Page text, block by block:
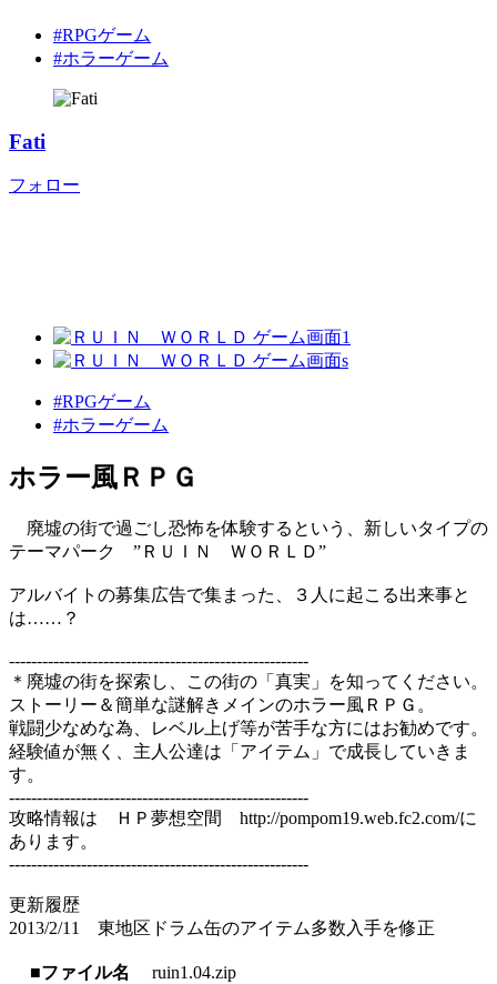
#RPGゲーム
#ホラーゲーム
Fati
フォロー
#RPGゲーム
#ホラーゲーム
ホラー風ＲＰＧ
廃墟の街で過ごし恐怖を体験するという、新しいタイプの
テーマパーク ”ＲＵＩＮ ＷＯＲＬＤ”
アルバイトの募集広告で集まった、３人に起こる出来事と
は……？
------------------------------------------------------
＊廃墟の街を探索し、この街の「真実」を知ってください。
ストーリー＆簡単な謎解きメインのホラー風ＲＰＧ。
戦闘少なめな為、レベル上げ等が苦手な方にはお勧めです。
経験値が無く、主人公達は「アイテム」で成長していきま
す。
------------------------------------------------------
攻略情報は ＨＰ夢想空間 http://pompom19.web.fc2.com/に
あります。
------------------------------------------------------
更新履歴
2013/2/11 東地区ドラム缶のアイテム多数入手を修正
■ファイル名
ruin1.04.zip